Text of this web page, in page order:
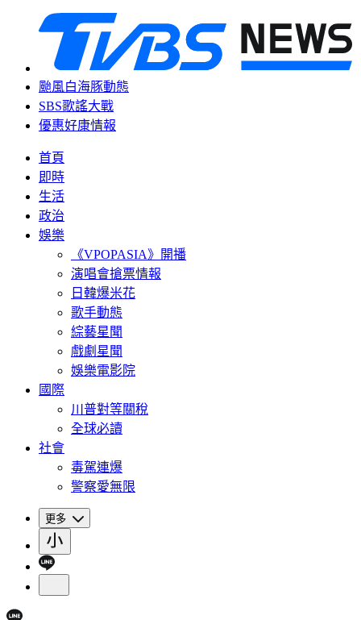
颱風白海豚動態
SBS歌謠大戰
優惠好康情報
首頁
即時
生活
政治
娛樂
《VPOPASIA》開播
演唱會搶票情報
日韓爆米花
歌手動態
綜藝星聞
戲劇星聞
娛樂電影院
國際
川普對等關稅
全球必讀
社會
毒駕連爆
警察愛無限
更多